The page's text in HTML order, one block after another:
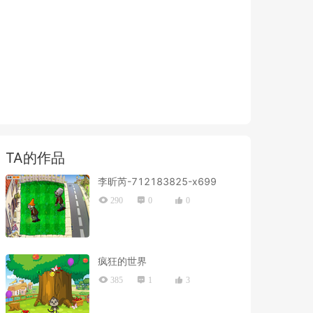
TA的作品
李昕芮-712183825-x699
290 0 0
疯狂的世界
385 1 3